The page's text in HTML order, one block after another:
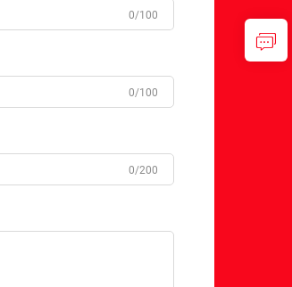
0/100
0/100
0/200